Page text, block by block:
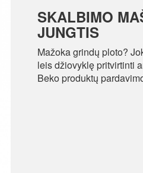
SKALBIMO
JUNGTIS
Mažoka grindų ploto?
leis džiovyklę pritvirtinti
Beko produktų